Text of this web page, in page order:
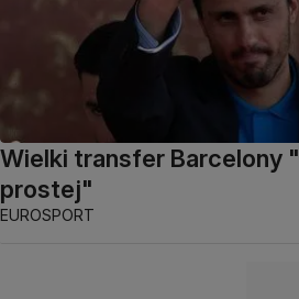
Wielki transfer Barcelony
prostej"
EUROSPORT